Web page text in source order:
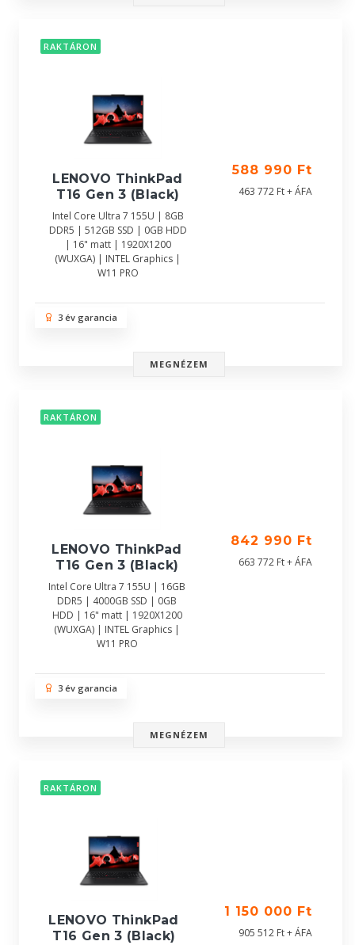
RAKTÁRON
LENOVO ThinkPad
T16 Gen 3 (Black)
Intel Core Ultra 7 155U | 8GB
DDR5 | 512GB SSD | 0GB HDD
| 16" matt | 1920X1200
(WUXGA) | INTEL Graphics |
W11 PRO
588 990 Ft
463 772 Ft + ÁFA
3 év garancia
MEGNÉZEM
RAKTÁRON
LENOVO ThinkPad
T16 Gen 3 (Black)
Intel Core Ultra 7 155U | 16GB
DDR5 | 4000GB SSD | 0GB
HDD | 16" matt | 1920X1200
(WUXGA) | INTEL Graphics |
W11 PRO
842 990 Ft
663 772 Ft + ÁFA
3 év garancia
MEGNÉZEM
RAKTÁRON
LENOVO ThinkPad
T16 Gen 3 (Black)
1 150 000 Ft
905 512 Ft + ÁFA